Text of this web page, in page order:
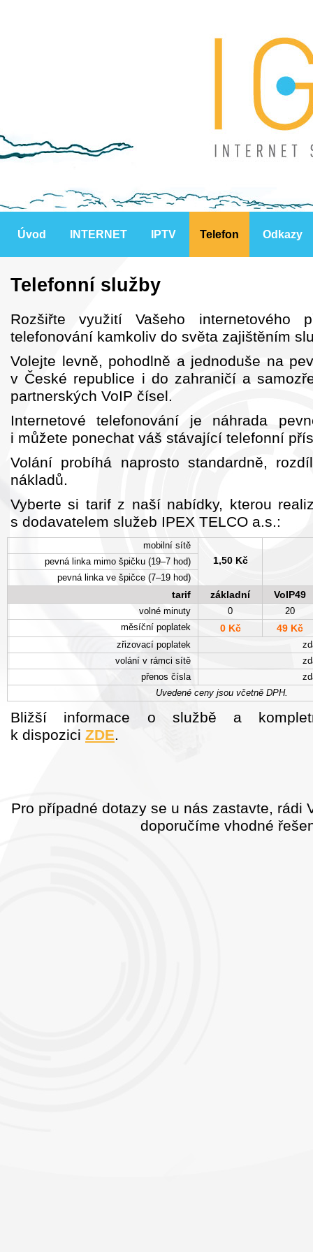
Úvod INTERNET IPTV Telefon Odkazy
Telefonní služby
Rozšiřte využití Vašeho internetového
telefonování kamkoliv do světa zajištěním
Volejte levně, pohodlně a jednoduše na
v České republice i do zahraničí a
partnerských VoIP čísel.
Internetové telefonování je náhrada
i můžete ponechat váš stávající telefonní
Volání probíhá naprosto standardně,
nákladů.
Vyberte si tarif z naší nabídky, kterou
s dodavatelem služeb IPEX TELCO a.s.:
mobilní sítě
1,50 Kč
pevná linka mimo špičku (19–7 hod)
pevná linka ve špičce (7–19 hod)
tarif základní VoIP49
volné minuty 0
20
měsíční poplatek
0 Kč 49 Kč
zřizovací poplatek
volání v rámci sítě
přenos čísla
Uvedené ceny jsou včetně DPH.
Bližší informace o službě a
k dispozici ZDE
Pro případné dotazy se u nás zastavte, rádi
doporučíme vhodné